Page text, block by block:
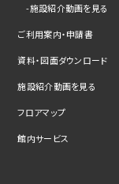
施設紹介動画を見る
ご利用案内・申請書
資料・図面ダウンロード
施設紹介動画を見る
フロアマップ
館内サービス